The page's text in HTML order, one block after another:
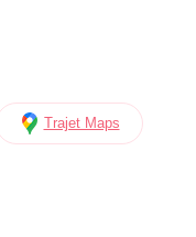
Trajet Maps